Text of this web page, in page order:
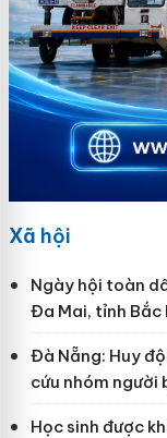
Xã hội
Ngày hội toàn
Đa Mai, tỉnh Bắc
Đà Nẵng: Huy
cứu nhóm người
Học sinh được